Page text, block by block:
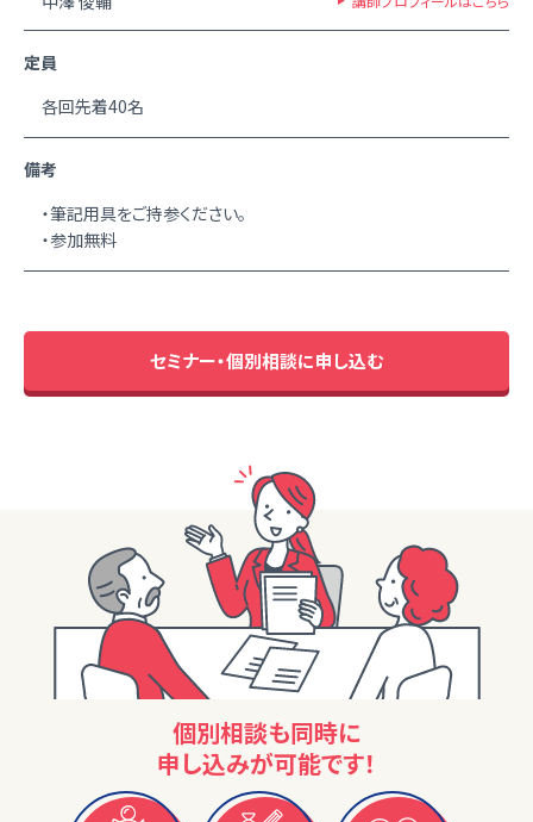
定員
各回先着40名
備考
・筆記用具をご持参ください。
・参加無料
セミナー・個別相談に申し込む
個別相談も同時に
申し込みが可能です！